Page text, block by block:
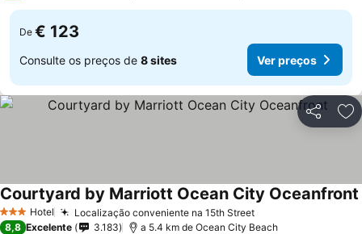
De € 123
Consulte os preços de 8 sites Ver preços
Partilhar
3 EstrelasHotel Localização conveniente na 15th StreetVer preços
Courtyard by Marriott Ocean City Oceanfront
8,8 Excelente 3.183 a 5.4 km de Ocean City Beach